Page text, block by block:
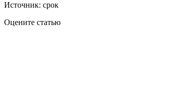
Источник: срок
Оцените статью